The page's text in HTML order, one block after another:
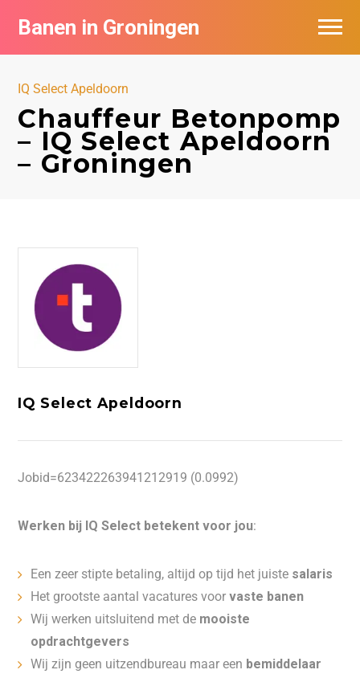
Banen in Groningen
IQ Select Apeldoorn
Chauffeur Betonpomp
– IQ Select Apeldoorn
– Groningen
IQ Select Apeldoorn
Jobid=623422263941212919 (0.0992)
Werken bij IQ Select betekent voor jou:
Een zeer stipte betaling, altijd op tijd het juiste salaris
Het grootste aantal vacatures voorvaste banen
Wij werken uitsluitend met de mooiste
opdrachtgevers
Wij zijn geen uitzendbureau maar een bemiddelaar
Vacatures per bedrijf
De populairste vacatures in Groningen
Nieuwsbrief feed